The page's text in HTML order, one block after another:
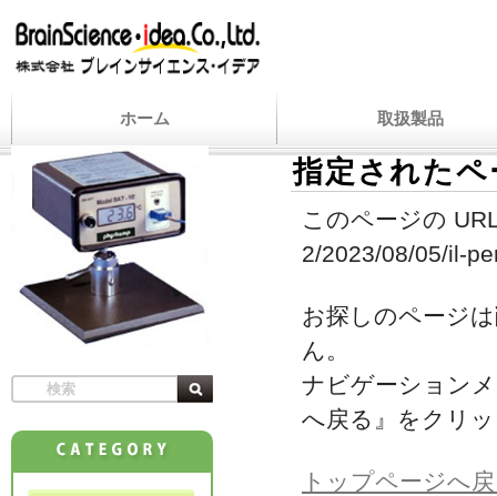
ホーム 取扱製品
指定された
このページの
2/2023/08/05/il-
お探しのページ
ん。
ナビゲーション
へ戻る』をクリ
トップページへ